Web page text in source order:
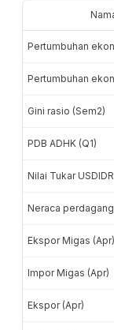
Pertumbuhan
Pertumbuhan
Gini rasio (Sem2)
PDB ADHK (Q1)
Nilai Tukar USDIDR
Neraca
Ekspor Migas (Apr)
Impor Migas (Apr)
Ekspor (Apr)